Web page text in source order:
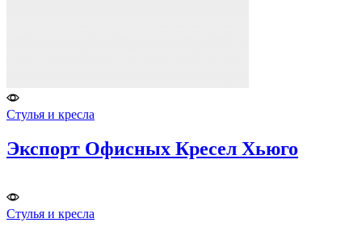
Стулья и кресла
Экспорт Офисных Кресел Хьюго
Стулья и кресла